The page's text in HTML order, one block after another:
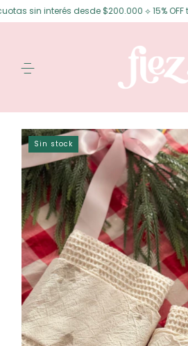
desde $200.000 ⟡ 15% OFF transferencia
Sin stock